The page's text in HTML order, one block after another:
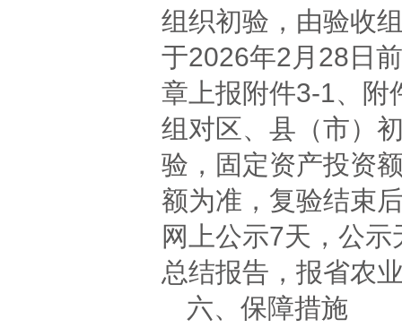
组织初验，由验收
于2026年2月28日
章上报附件3-1、附
组对区、县（市）
验，固定资产投资
额为准，复验结束
网上公示7天，公
总结报告，报省农
六、保障措施